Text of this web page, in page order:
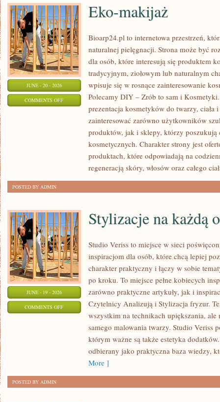
JUNE - 20 - 2026
COMMENTS OFFON
Eko-makijaż
Bioarp24.pl to internetowa przestrzeń,
naturalnej pielęgnacji. Strona może być
dla osób, które interesują się produktem
tradycyjnym, ziołowym lub naturalnym
wpisuje się w rosnące zainteresowanie
Polecamy DIY – Zrób to sam i
prezentacja kosmetyków do twarzy, ciała
zainteresować zarówno użytkowników
produktów, jak i sklepy, którzy poszukują
kosmetycznych. Charakter strony jest
produktach, które odpowiadają na
regeneracją skóry, włosów oraz całego
POSTED BY ADMIN
JUNE - 19 - 2026
COMMENTS OFFON
STYLIZACJE
Stylizacje na każdą
Studio Veriss to miejsce w sieci
inspiracjom dla osób, które chcą lepiej
charakter praktyczny i łączy w sobie
po kroku. To miejsce pełne kobiecych
zarówno praktyczne artykuły, jak i
Czytelnicy Analizują i Stylizacja fryzur.
wszystkim na technikach upiększania, ale
samego malowania twarzy. Studio Veriss
którym ważne są także estetyka
odbierany jako praktyczna baza wiedzy,
More ]
POSTED BY ADMIN